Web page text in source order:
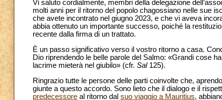
Vi saluto cordialmente, membri della delegazione
molti anni per il ritorno del popolo chagossiano nelle sue
che avete incontrato nel giugno 2023, e che vi aveva
abbia ottenuto un importante successo, poiché la
recente dalla firma di un trattato.
È un passo significativo verso il vostro ritorno a casa.
Dio riprendendo le belle parole del Salmo: «Grandi cose
lacrime mieterà nel giubilo» (cfr. Sal125).
Ringrazio tutte le persone delle parti coinvolte che,
giunte a questo accordo. Sono lieto che il dialogo e il
predecessore al ritorno dal suo viaggio a Mauritius,